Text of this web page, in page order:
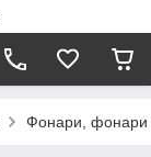
Фонари, фонари